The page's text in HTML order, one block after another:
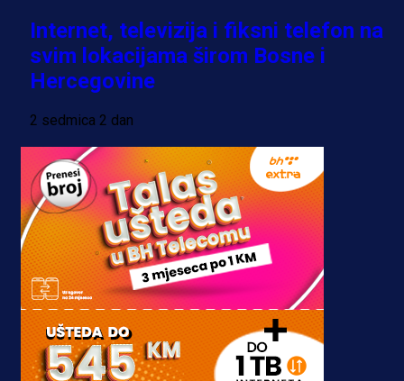
Internet, televizija i fiksni telefon na
svim lokacijama širom Bosne i
Hercegovine
2 sedmica 2 dan